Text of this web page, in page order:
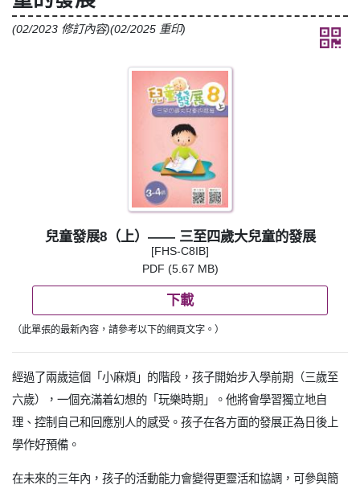
(02/2023 修訂內容)(02/2025 重印)
兒童發展8（上）—— 三至四歲大兒童的發展
[FHS-C8IB]
PDF (5.67 MB)
下載
（此單張的最新內容，請參考以下的網頁文字。）
經過了兩歲這個「小麻煩」的階段，孩子開始步入學前期（三歲至
六歲），一個充滿着幻想的「玩樂時期」。他將會學習獨立地自
理、控制自己和回應別人的感受。孩子在各方面的發展正為日後上
學作好預備。
在未來的三年內，孩子的活動能力會變得更靈活和協調，可參與簡